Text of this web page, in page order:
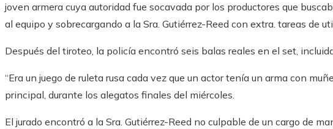
joven armera cuya autoridad fue socavada por los productores que
al equipo y sobrecargando a la Sra. Gutiérrez-Reed con extra. tareas de
Después del tiroteo, la policía encontró seis balas reales en el set,
“Era un juego de ruleta rusa cada vez que un actor tenía un arma con
principal, durante los alegatos finales del miércoles.
El jurado encontró a la Sra. Gutiérrez-Reed no culpable de un cargo de